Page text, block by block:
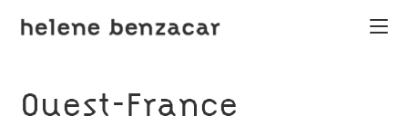
Ouest-France